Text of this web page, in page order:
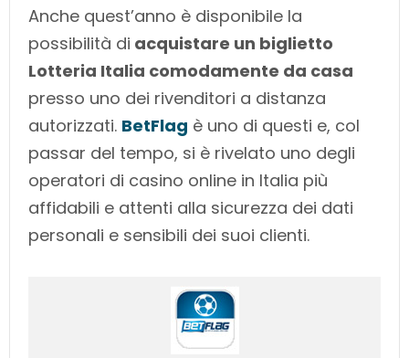
Anche quest’anno è disponibile la
possibilità di acquistare un biglietto
Lotteria Italia comodamente da casa
presso uno dei rivenditori a distanza
autorizzati. BetFlag è uno di questi e, col
passar del tempo, si è rivelato uno degli
operatori di casino online in Italia più
affidabili e attenti alla sicurezza dei dati
personali e sensibili dei suoi clienti.